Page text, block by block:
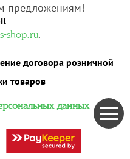
предложениям!
shop.ru.
договора розничной
товаров
данных